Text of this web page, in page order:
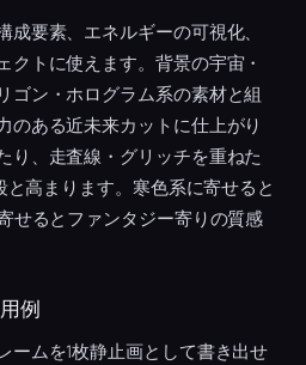
要素、エネルギーの可視化、
クトに使えます。背景の宇宙・
ゴン・ホログラム系の素材と組
のある近未来カットに仕上がり
り、走査線・グリッチを重ねた
と高まります。寒色系に寄せると
せるとファンタジー寄りの質感
例
ームを1枚静止画として書き出せ